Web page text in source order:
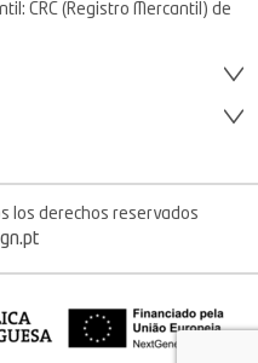
CRC (Registro Mercantil) de
los derechos reservados